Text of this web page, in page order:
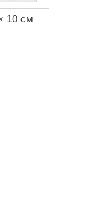
10 см